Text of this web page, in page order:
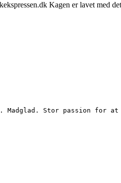
Kagen er lavet med
Madglad. Stor passion